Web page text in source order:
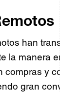
han
la manera
compras y
gran